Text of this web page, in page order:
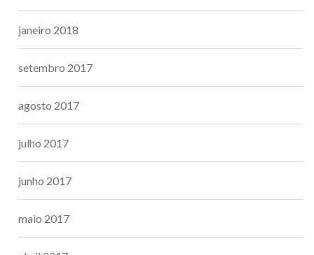
janeiro 2018
setembro 2017
agosto 2017
julho 2017
junho 2017
maio 2017